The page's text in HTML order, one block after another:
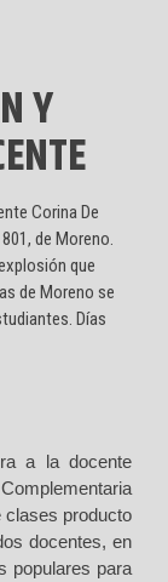
Y
Corina De
de Moreno.
que
de Moreno se
Días
a la docente
clases producto
docentes, en
populares para